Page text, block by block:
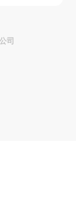
司